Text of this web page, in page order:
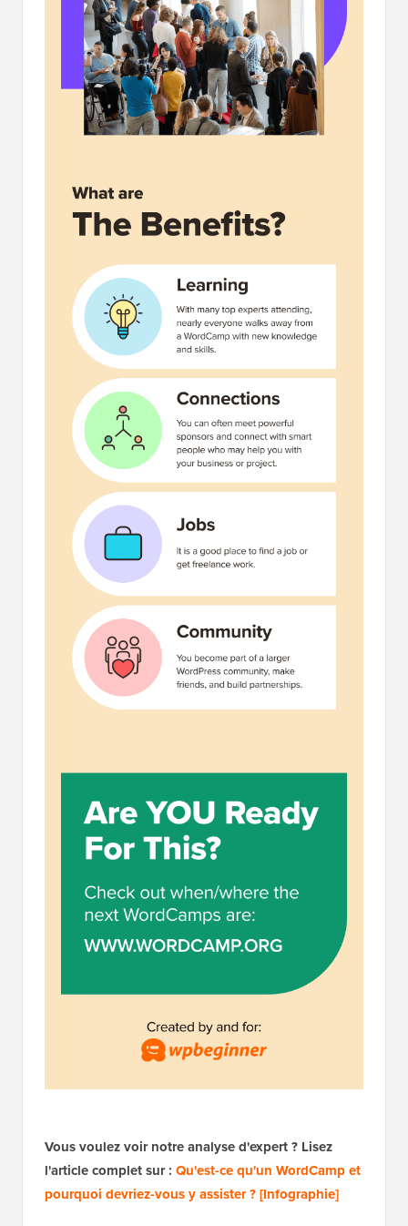
Vous voulez voir notre analyse d'expert ? Lisez
l'article complet sur : Qu'est-ce qu'un WordCamp et
pourquoi devriez-vous y assister ? [Infographie]